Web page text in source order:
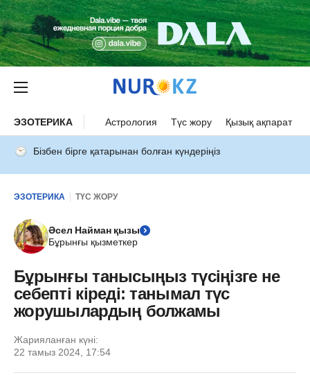
ЭЗОТЕРИКА Астрология Түс жору Қызық ақпарат
Бізбен бірге қатарынан болған күндеріңіз
ЭЗОТЕРИКА ТҮС ЖОРУ
Әсел Найман қызы
Бұрынғы қызметкер
Бұрынғы танысыңыз түсіңізге не
себепті кіреді: танымал түс
жорушылардың болжамы
Жарияланған күні:
22 тамыз 2024, 17:54